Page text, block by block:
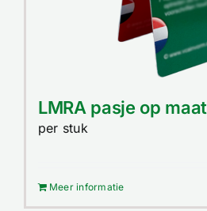
LMRA pasje op maat
per stuk
Meer informatie